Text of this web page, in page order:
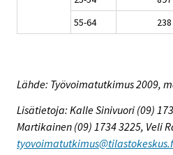
55-64
238
Lähde: Työvoimatutkimus 2009,
Lisätietoja: Kalle Sinivuori (09)
Martikainen (09) 1734 3225, Veli